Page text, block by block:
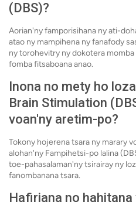
(DBS)?
Aorian'ny famporisihana ny ati-
atao ny mampihena ny fanafody
ny torohevitry ny dokotera
fomba fitsaboana anao.
Inona no mety ho
Brain Stimulation
voan'ny aretim-po?
Tokony hojerena tsara ny marary
alohan'ny Fampihetsi-po lalina
toe-pahasalaman'ny tsirairay ny
fanombanana tsara.
Hafiriana no